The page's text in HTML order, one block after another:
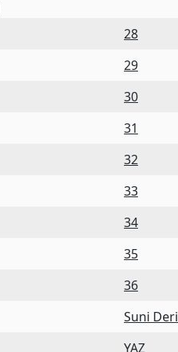
28
29
30
31
32
33
34
35
36
Suni Deri
YAZ